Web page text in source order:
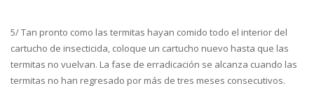
5/ Tan pronto como las termitas hayan comido todo el interior del
cartucho de insecticida, coloque un cartucho nuevo hasta que las
termitas no vuelvan. La fase de erradicación se alcanza cuando las
termitas no han regresado por más de tres meses consecutivos.